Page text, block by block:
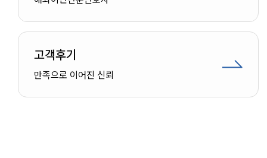
만화로 보는 사례
고객후기
만족으로 이어진 신뢰